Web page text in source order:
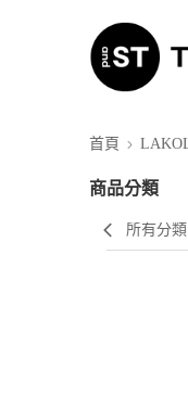
首頁
商品分類
所有分類